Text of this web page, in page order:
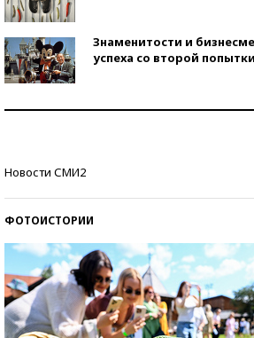
Знаменитости и
успеха со второй попытки
Новости СМИ2
ФОТОИСТОРИИ